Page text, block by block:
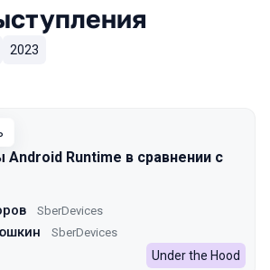
2023
Runtime в сравнении с
SberDevices
SberDevices
Under the Hood